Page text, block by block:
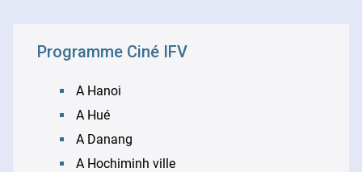
Programme Ciné IFV
A Hanoi
A Hué
A Danang
A Hochiminh ville